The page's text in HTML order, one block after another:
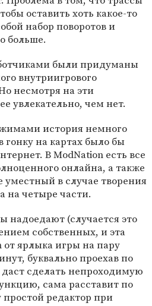
оставить хоть какое-то
набор поворотов и
больше.
были придуманы
внутриигрового
несмотря на эти
увлекательно, чем нет.
история немного
на картах было бы
В ModNation есть все
онлайна, а также
уместный в случае творения
на четыре части.
надоедают (случается это
собственных, и эта
от ярлыка игры на пару
буквально проехав по
сделать непроходимую
сама расставит по
редактор при